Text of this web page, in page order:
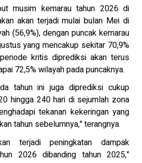
musim kemarau tahun 2026 di
akan terjadi mulai bulan Mei di
(56,9%), dengan puncak kemarau
yang mencakup sekitar 70,9%
kritis diprediksi akan terus
72,5% wilayah pada puncaknya.
tahun ini juga diprediksi cukup
hingga 240 hari di sejumlah zona
tekanan kekeringan yang
tahun sebelumnya," terangnya.
terjadi peningkatan dampak
2026 dibanding tahun 2025,"